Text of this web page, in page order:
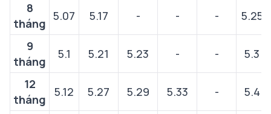
8
tháng
5.07 5.17 - - - 5.25
9
tháng
5.1 5.21 5.23 - - 5.3
12
tháng
5.12 5.27 5.29 5.33 - 5.4